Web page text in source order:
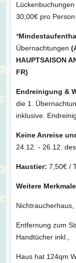
30,00€ pro
*
Übernachtungen
HAUPTSAISON
FR)
Endreinigung &
die 1.
inklusive.
Keine Anreise
24.12. - 26.12.
Haustier: 7,50€ /
Weitere
Nichtraucherhaus,
Entfernung zum
Handtücher inkl.,
Haus hat 124qm